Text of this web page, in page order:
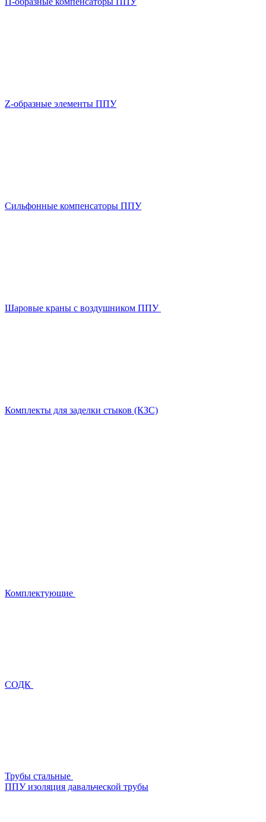
Z-образные элементы ППУ
Сильфонные компенсаторы ППУ
Шаровые краны с воздушником ППУ
Комплекты для заделки стыков (КЗС)
Комплектующие
СОДК
Трубы стальные
ППУ изоляция давальческой трубы